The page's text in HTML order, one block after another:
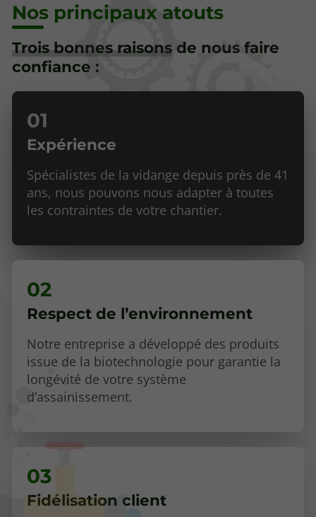
Nos principaux atouts
Trois bonnes raisons de nous faire
confiance :
Expérience
Spécialistes de la vidange depuis près de 41
ans, nous pouvons nous adapter à toutes
les contraintes de votre chantier.
Respect de l’environnement
Notre entreprise a développé des produits
issue de la biotechnologie pour garantie la
longévité de votre système
d’assainissement.
Fidélisation client